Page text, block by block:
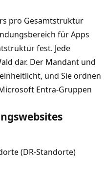
pro Gesamtstruktur
für Apps
fest. Jede
dar. Der Mandant und
und Sie ordnen
Entra-Gruppen
(DR-Standorte)